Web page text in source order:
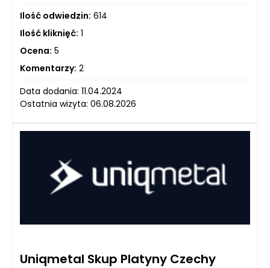
Ilość odwiedzin: 614
Ilość kliknięć: 1
Ocena: 5
Komentarzy: 2
Data dodania: 11.04.2024
Ostatnia wizyta: 06.08.2026
Uniqmetal Skup Platyny Czechy